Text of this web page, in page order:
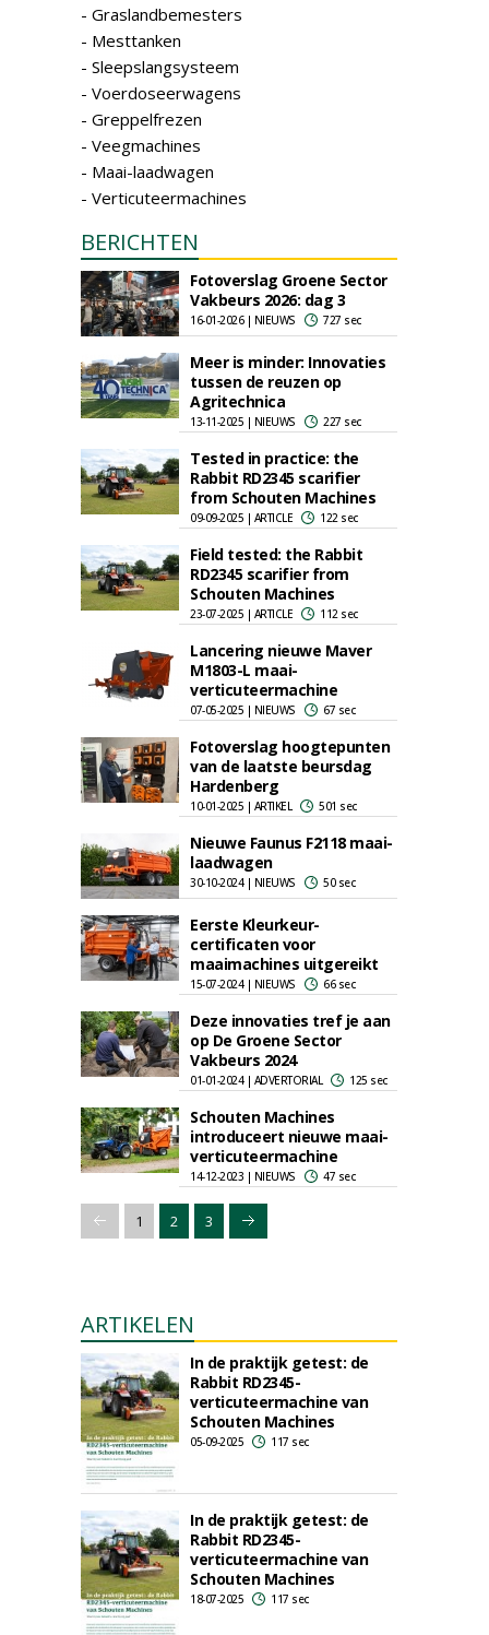
- Graslandbemesters
- Mesttanken
- Sleepslangsysteem
- Voerdoseerwagens
- Greppelfrezen
- Veegmachines
- Maai-laadwagen
- Verticuteermachines
BERICHTEN
Fotoverslag Groene Sector
Vakbeurs 2026: dag 3
16-01-2026 | NIEUWS 727 sec
Meer is minder: Innovaties
tussen de reuzen op
Agritechnica
13-11-2025 | NIEUWS 227 sec
Tested in practice: the
Rabbit RD2345 scarifier
from Schouten Machines
09-09-2025 | ARTICLE 122 sec
Field tested: the Rabbit
RD2345 scarifier from
Schouten Machines
23-07-2025 | ARTICLE 112 sec
Lancering nieuwe Maver
M1803-L maai-
verticuteermachine
07-05-2025 | NIEUWS 67 sec
Fotoverslag hoogtepunten
van de laatste beursdag
Hardenberg
10-01-2025 | ARTIKEL 501 sec
Nieuwe Faunus F2118 maai-
laadwagen
30-10-2024 | NIEUWS 50 sec
Eerste Kleurkeur-
certificaten voor
maaimachines uitgereikt
15-07-2024 | NIEUWS 66 sec
Deze innovaties tref je aan
op De Groene Sector
Vakbeurs 2024
01-01-2024 | ADVERTORIAL 125 sec
Schouten Machines
introduceert nieuwe maai-
verticuteermachine
14-12-2023 | NIEUWS 47 sec
1 2 3
ARTIKELEN
In de praktijk getest: de
Rabbit RD2345-
verticuteermachine van
Schouten Machines
05-09-2025 117 sec
In de praktijk getest: de
Rabbit RD2345-
verticuteermachine van
Schouten Machines
18-07-2025 117 sec